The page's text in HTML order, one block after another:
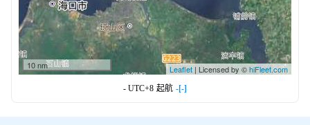
10 nm Leaflet | Licensed by ©hiFleet.com
- UTC+8 起航 -[-]